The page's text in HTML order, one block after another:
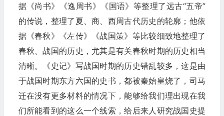
据《尚书》《逸周书》《国语》等整理了远古“五帝”
的传说，整理了夏、商、西周古代历史的轮廓；他依
据《春秋》《左传》《战国策》等比较细致地整理了
春秋、战国的历史，尤其是有关春秋时期的历史相当
清晰。《史记》写战国时期的历史错乱较多，这是由
于战国时期东方六国的史书，都被秦始皇烧了，司马
迁在没有更多材料的情况下，能够给我们理出现在我
们所能看到的这么一个线索，给后来人研究战国史提